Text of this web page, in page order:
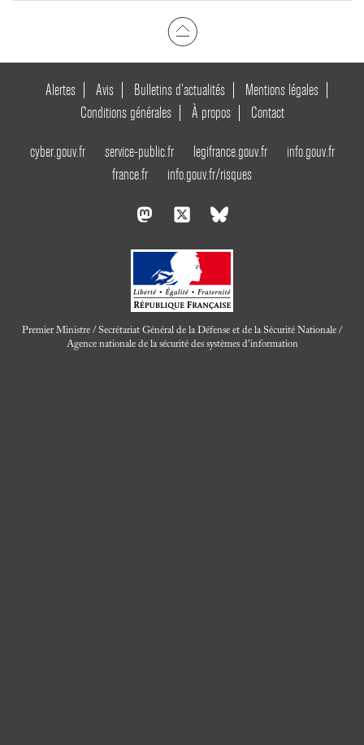
Alertes Avis Bulletins d’actualités
Mentions légales
Conditions générales
À propos Contact
cyber.gouv.fr service-public.fr legifrance.gouv.fr
info.gouv.fr
france.fr
info.gouv.fr/risques
Premier Ministre / Secrétariat Général de la Défense et de la Sécurité Nationale /
Agence nationale de la sécurité des systèmes d'information